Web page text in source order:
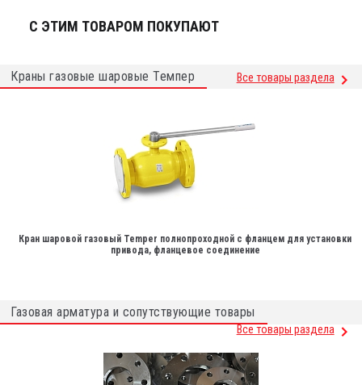
С ЭТИМ ТОВАРОМ ПОКУПАЮТ
Краны газовые шаровые Темпер Все товары раздела
Кран шаровой газовый Temper полнопроходной с фланцем для установки
привода, фланцевое соединение
Газовая арматура и сопутствующие товары
Все товары раздела